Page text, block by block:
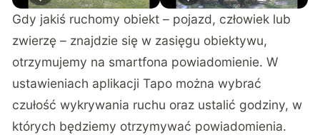
Gdy jakiś ruchomy obiekt – pojazd, człowiek lub
zwierzę – znajdzie się w zasięgu obiektywu,
otrzymujemy na smartfona powiadomienie. W
ustawieniach aplikacji Tapo można wybrać
czułość wykrywania ruchu oraz ustalić godziny, w
których będziemy otrzymywać powiadomienia.